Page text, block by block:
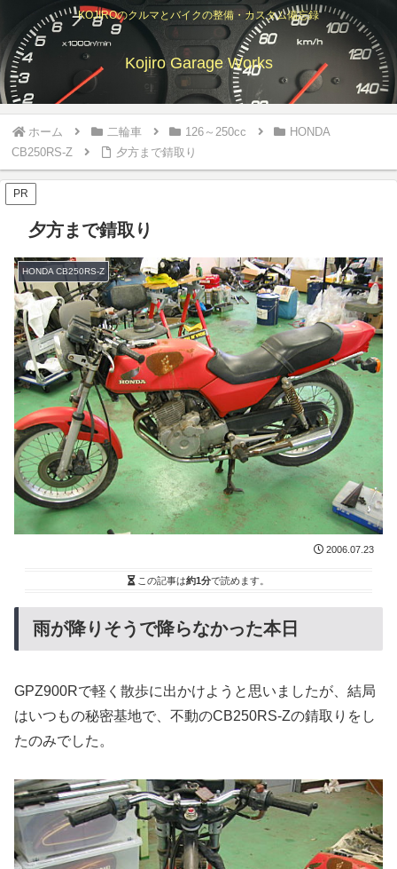
KOJIROのクルマとバイクの整備・カスタム備忘録
Kojiro Garage Works
ホーム 二輪車 126～250cc
HONDA
CB250RS-Z
夕方まで錆取り
PR
夕方まで錆取り
HONDA CB250RS-Z
2006.07.23
この記事は約1分で読めます。
雨が降りそうで降らなかった本日
GPZ900Rで軽く散歩に出かけようと思いましたが、結局
はいつもの秘密基地で、不動のCB250RS-Zの錆取りをし
たのみでした。